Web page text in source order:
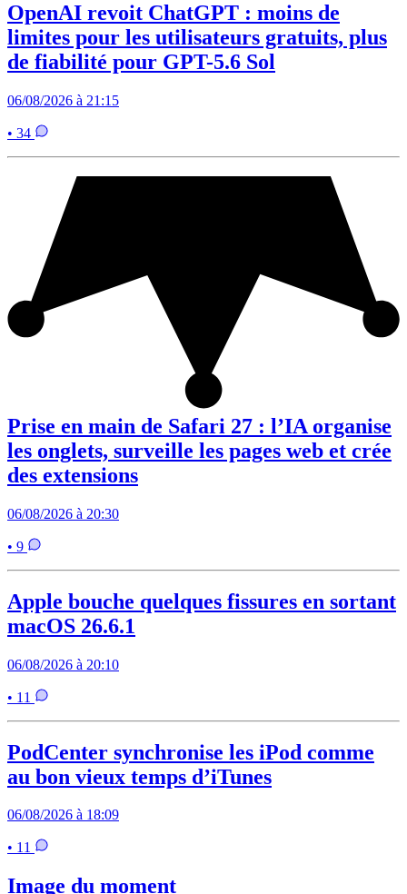
OpenAI revoit ChatGPT : moins de
limites pour les utilisateurs gratuits, plus
de fiabilité pour GPT-5.6 Sol
06/08/2026 à 21:15
• 34
Prise en main de Safari 27 : l’IA organise
les onglets, surveille les pages web et crée
des extensions
06/08/2026 à 20:30
• 9
Apple bouche quelques fissures en sortant
macOS 26.6.1
06/08/2026 à 20:10
• 11
PodCenter synchronise les iPod comme
au bon vieux temps d’iTunes
06/08/2026 à 18:09
• 11
Image du moment